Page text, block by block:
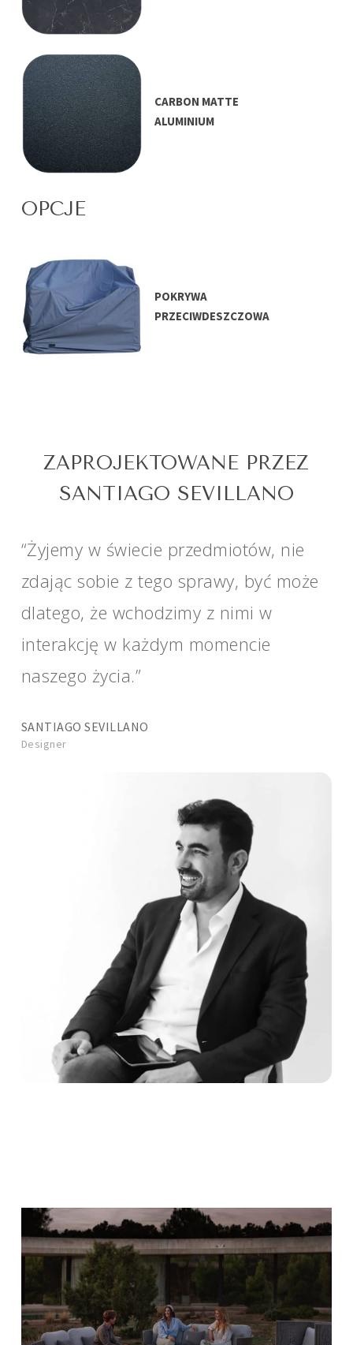
CARBON MATTE
ALUMINIUM
OPCJE
POKRYWA
PRZECIWDESZCZOWA
ZAPROJEKTOWANE PRZEZ
SANTIAGO SEVILLANO
“Żyjemy w świecie przedmiotów, nie
zdając sobie z tego sprawy, być może
dlatego, że wchodzimy z nimi w
interakcję w każdym momencie
naszego życia.”
SANTIAGO SEVILLANO
Designer